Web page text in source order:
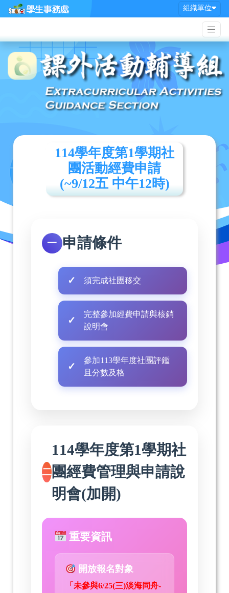
組織單位
114學年度第1學期社
團活動經費申請
(~9/12五 中午12時)
一 申請條件
須完成社團移交
完整參加經費申請與核銷
說明會
參加113學年度社團評鑑
且分數及格
二
114學年度第1學期社
團經費管理與申請說
明會(加開)
重要資訊
開放報名對象
「未參與6/25(三)淡海同舟-